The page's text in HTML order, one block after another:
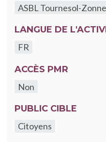
ASBL Tournesol-
LANGUE DE
FR
ACCÈS PMR
Non
PUBLIC CIBLE
Citoyens